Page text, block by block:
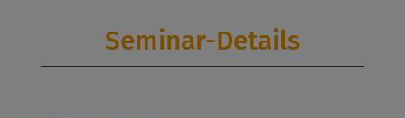
Seminar-Details